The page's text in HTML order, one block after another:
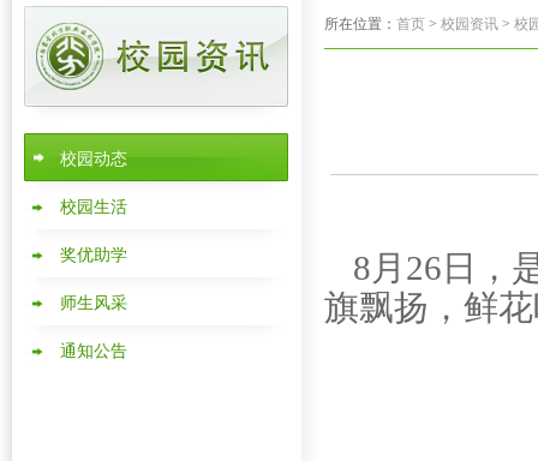
校园动态
校园生活
奖优助学
师生风采
通知公告
所在位置： 首页 > 校园资讯 > 校
8 月 26 日
，
旗飘扬，鲜